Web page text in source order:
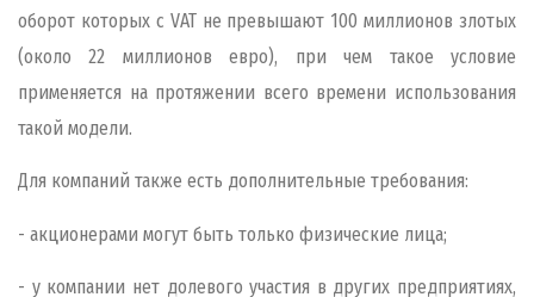
оборот которых с VAT не превышают 100 миллионов злотых
(около 22 миллионов евро), при чем такое условие
применяется на протяжении всего времени использования
такой модели.
Для компаний также есть дополнительные требования:
- акционерами могут быть только физические лица;
- у компании нет долевого участия в других предприятиях,